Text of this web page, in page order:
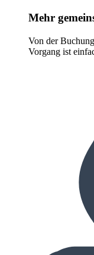
Mehr
Von der
Vorgang ist